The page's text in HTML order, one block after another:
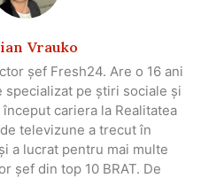
Vrauko
șef Fresh24. Are o 16 ani
specializat pe știri sociale și
cariera la Realitatea
televizune a trecut în
a lucrat pentru mai multe
șef din top 10 BRAT. De